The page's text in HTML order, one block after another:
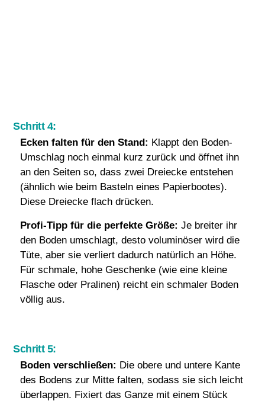
Schritt 4:
Ecken falten für den Stand: Klappt den Boden-
Umschlag noch einmal kurz zurück und öffnet ihn
an den Seiten so, dass zwei Dreiecke entstehen
(ähnlich wie beim Basteln eines Papierbootes).
Diese Dreiecke flach drücken.
Profi-Tipp für die perfekte Größe: Je breiter ihr
den Boden umschlagt, desto voluminöser wird die
Tüte, aber sie verliert dadurch natürlich an Höhe.
Für schmale, hohe Geschenke (wie eine kleine
Flasche oder Pralinen) reicht ein schmaler Boden
völlig aus.
Schritt 5:
Boden verschließen: Die obere und untere Kante
des Bodens zur Mitte falten, sodass sie sich leicht
überlappen. Fixiert das Ganze mit einem Stück